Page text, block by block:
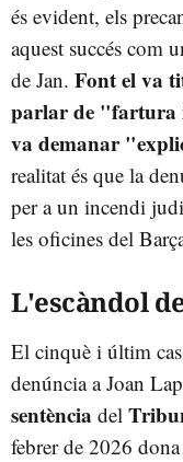
és evident, els
aquest succés com
de Jan. Font el va
parlar de "fartura
va demanar
realitat és que la
per a un incendi
les oficines del
L'escàndol
El cinquè i últim
denúncia a Joan
sentència del
febrer de 2026